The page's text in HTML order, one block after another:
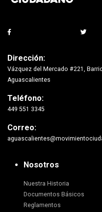
Dirección:
Vázquez del Mercado #221,
Aguascalientes
Teléfono:
449 551 3345
Correo:
Nosotros
Nuestra Historia
Documentos Básicos
Reglamentos